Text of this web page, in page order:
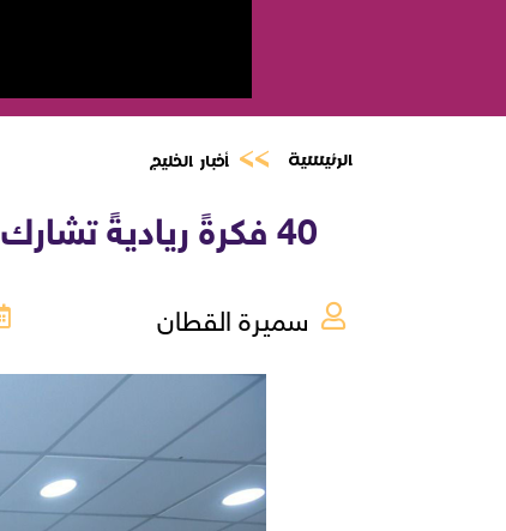
الرئيسية أخبار الخليج
40 فكرةً رياديةً تشارك بالمعسكر التدريبي لمسابقة ستارت سمارت 2025 لريادة الأعمال
سميرة القطان